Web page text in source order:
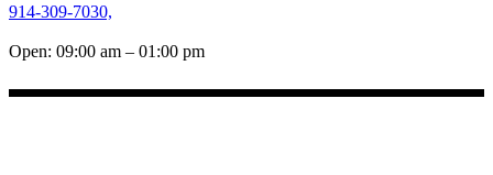
914-309-7030,
Open: 09:00 am – 01:00 pm